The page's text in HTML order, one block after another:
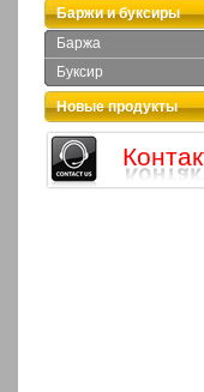
Баржи и буксиры
Баржа
Буксир
Новые продукты